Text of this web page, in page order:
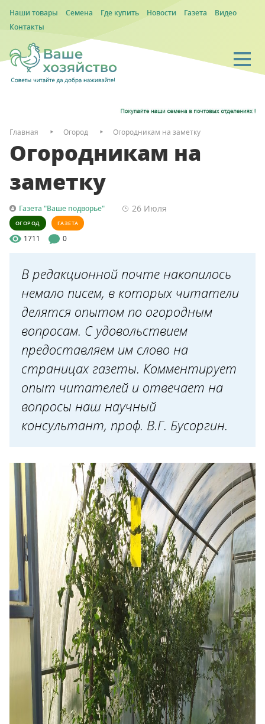
Наши товары Семена Где купить Новости Газета
Видео
Контакты
Главная Огород Огородникам на заметку
Огородникам на
заметку
Газета "Ваше подворье" 26 Июля
ОГОРОД ГАЗЕТА
1711 0
В редакционной почте накопилось
немало писем, в которых читатели
делятся опытом по огородным
вопросам. С удовольствием
предоставляем им слово на
страницах газеты. Комментирует
опыт читателей и отвечает на
вопросы наш научный
консультант, проф. В.Г. Бусоргин.